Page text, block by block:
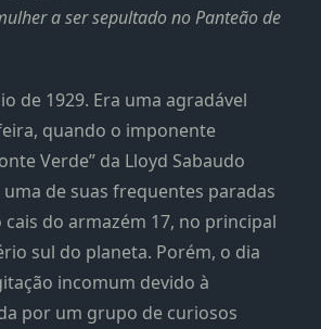
a ser sepultado no Panteão de
de 1929. Era uma agradável
quando o imponente
Verde” da Lloyd Sabaudo
de suas frequentes paradas
do armazém 17, no principal
sul do planeta. Porém, o dia
incomum devido à
por um grupo de curiosos